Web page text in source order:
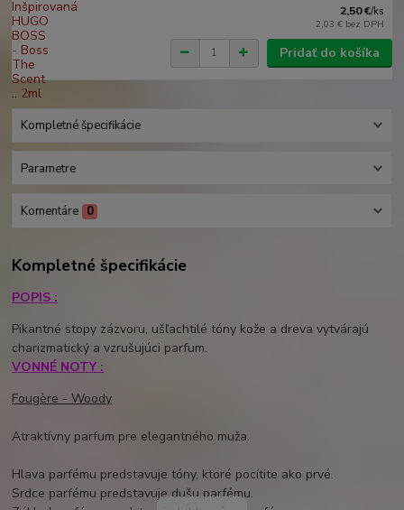
2,50 €/ks
2,03 € bez DPH
Pridať do košíka
Kompletné špecifikácie
Parametre
Komentáre 0
Kompletné špecifikácie
POPIS :
Pikantné stopy zázvoru, ušľachtilé tóny kože a dreva vytvárajú
charizmatický a vzrušujúci parfum.
VONNÉ NOTY :
Fougère - Woody
Atraktívny parfum pre elegantného muža.
Hlava parfému predstavuje tóny, ktoré pocítite ako prvé.
Srdce parfému predstavuje dušu parfému.